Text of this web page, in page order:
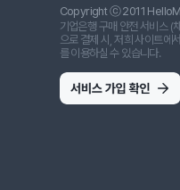
Copyright ⓒ 2011
기업은행 구매 안전 서비스 (
으로 결제 시, 저희 사이트에
를 이용하실 수 있습니다.